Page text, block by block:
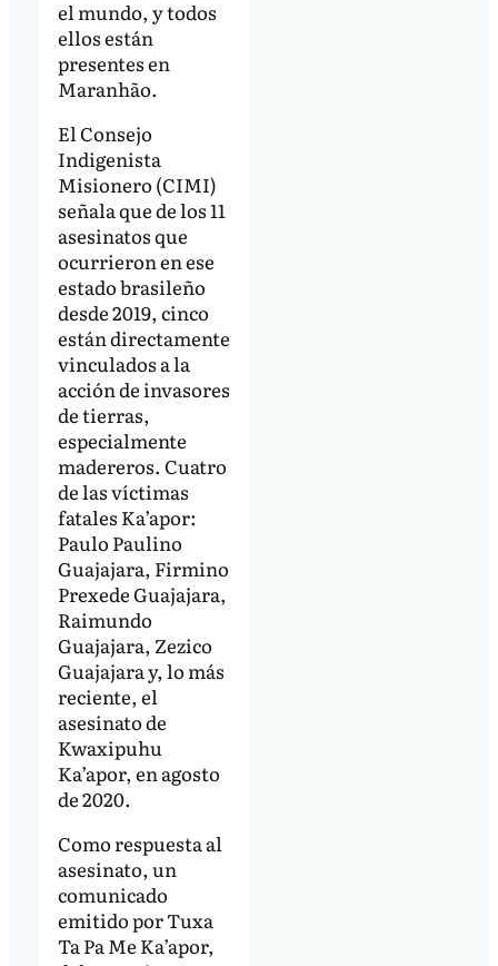
el mundo, y todos
ellos están
presentes en
Maranhão.
El Consejo
Indigenista
Misionero (CIMI)
señala que de los 11
asesinatos que
ocurrieron en ese
estado brasileño
desde 2019, cinco
están directamente
vinculados a la
acción de invasores
de tierras,
especialmente
madereros. Cuatro
de las víctimas
fatales Ka’apor:
Paulo Paulino
Guajajara, Firmino
Prexede Guajajara,
Raimundo
Guajajara, Zezico
Guajajara y, lo más
reciente, el
asesinato de
Kwaxipuhu
Ka’apor, en agosto
de 2020.
Como respuesta al
asesinato, un
comunicado
emitido por Tuxa
Ta Pa Me Ka’apor,